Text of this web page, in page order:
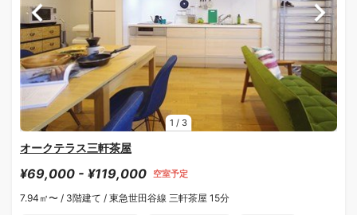
1 / 3
オークテラス三軒茶屋
¥69,000 - ¥119,000 空室予定
7.94㎡〜 / 3階建て / 東急世田谷線 三軒茶屋 15分